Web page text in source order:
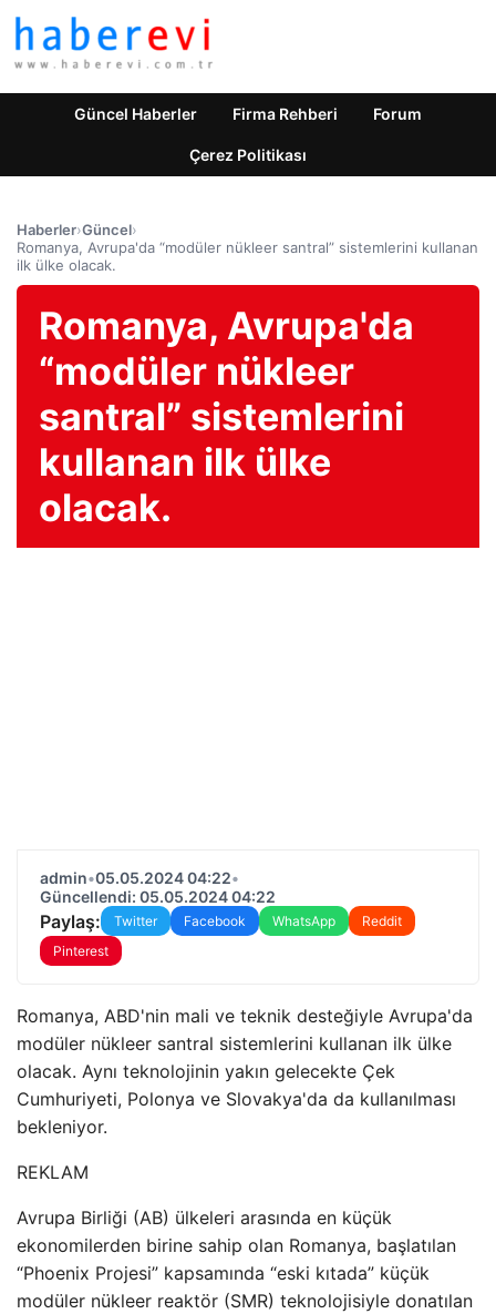
Güncel Haberler Firma Rehberi Forum
Çerez Politikası
Haberler›Güncel›
Romanya, Avrupa'da “modüler nükleer santral” sistemlerini kullanan
ilk ülke olacak.
Romanya, Avrupa'da
“modüler nükleer
santral” sistemlerini
kullanan ilk ülke
olacak.
admin•05.05.2024 04:22•
Güncellendi: 05.05.2024 04:22
Paylaş: Twitter Facebook WhatsApp
Reddit
Pinterest
Romanya, ABD'nin mali ve teknik desteğiyle Avrupa'da
modüler nükleer santral sistemlerini kullanan ilk ülke
olacak. Aynı teknolojinin yakın gelecekte Çek
Cumhuriyeti, Polonya ve Slovakya'da da kullanılması
bekleniyor.
REKLAM
Avrupa Birliği (AB) ülkeleri arasında en küçük
ekonomilerden birine sahip olan Romanya, başlatılan
“Phoenix Projesi” kapsamında “eski kıtada” küçük
modüler nükleer reaktör (SMR) teknolojisiyle donatılan